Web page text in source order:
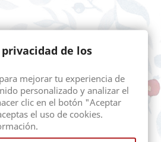
V"", 31X31 cm
AL CARRITO
de los
mejorar tu experiencia de
personalizado y analizar el
clic en el botón "Aceptar
el uso de cookies.